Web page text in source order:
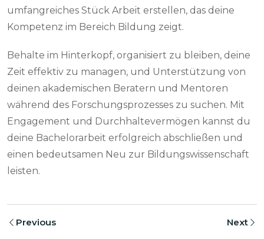
umfangreiches Stück Arbeit erstellen, das deine
Kompetenz im Bereich Bildung zeigt.
Behalte im Hinterkopf, organisiert zu bleiben, deine
Zeit effektiv zu managen, und Unterstützung von
deinen akademischen Beratern und Mentoren
während des Forschungsprozesses zu suchen. Mit
Engagement und Durchhaltevermögen kannst du
deine Bachelorarbeit erfolgreich abschließen und
einen bedeutsamen Neu zur Bildungswissenschaft
leisten.
Previous Next